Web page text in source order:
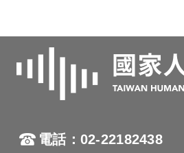
電話：02-22182438